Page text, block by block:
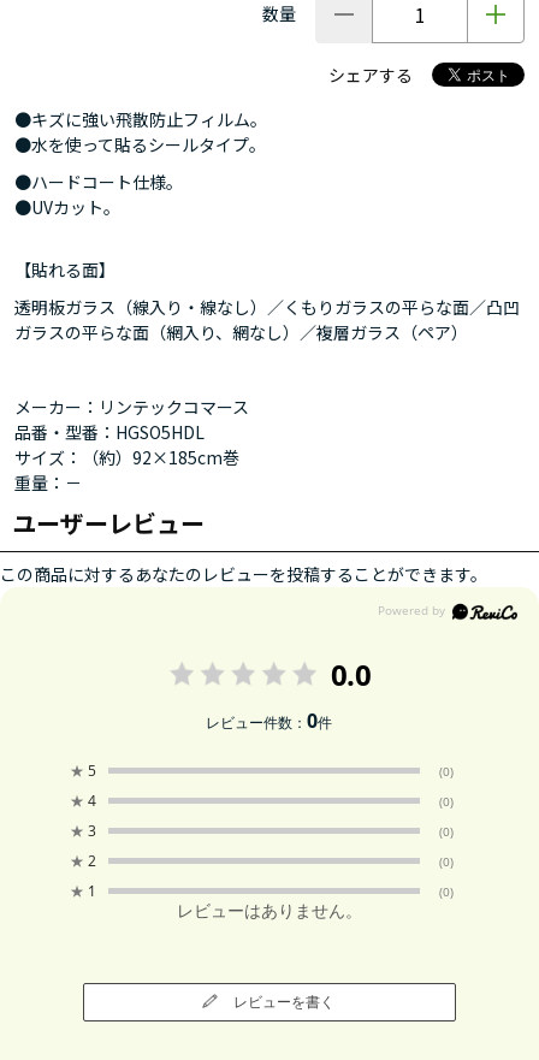
数量
シェアする
●キズに強い飛散防止フィルム。
●水を使って貼るシールタイプ。
●ハードコート仕様。
●UVカット。
【貼れる面】
透明板ガラス（線入り・線なし）／くもりガラスの平らな面／凸凹
ガラスの平らな面（網入り、網なし）／複層ガラス（ペア）
メーカー：リンテックコマース
品番・型番：HGSO5HDL
サイズ：（約）92×185cm巻
重量：－
ユーザーレビュー
この商品に対するあなたのレビューを投稿することができます。
0.0
レビュー件数：0件
★ 5 (0)
★ 4 (0)
★ 3 (0)
★ 2 (0)
★ 1 (0)
レビューはありません。
レビューを書く